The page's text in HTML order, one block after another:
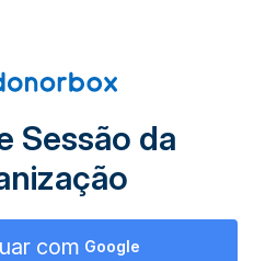
Sessão da
com Google